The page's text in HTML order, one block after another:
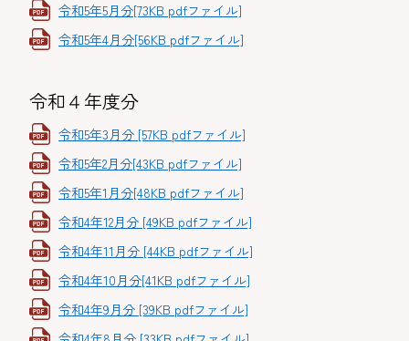
令和5年5月分[73KB pdfファイル]
令和5年4月分[56KB pdfファイル]
令和４年度分
令和5年3月分 [57KB pdfファイル]
令和5年2月分[43KB pdfファイル]
令和5年1月分[48KB pdfファイル]
令和4年12月分 [49KB pdfファイル]
令和4年11月分 [44KB pdfファイル]
令和4年10月分[41KB pdfファイル]
令和4年9月分 [39KB pdfファイル]